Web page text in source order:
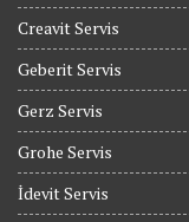
Creavit Servis
Geberit Servis
Gerz Servis
Grohe Servis
İdevit Servis